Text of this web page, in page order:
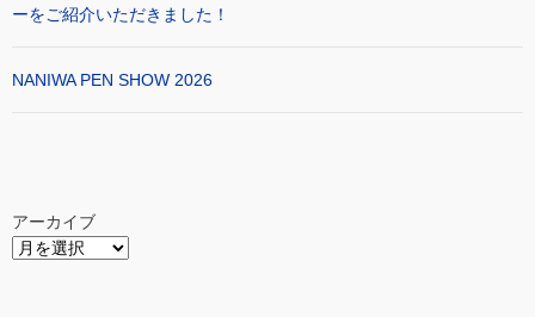
ーをご紹介いただきました！
NANIWA PEN SHOW 2026
アーカイブ